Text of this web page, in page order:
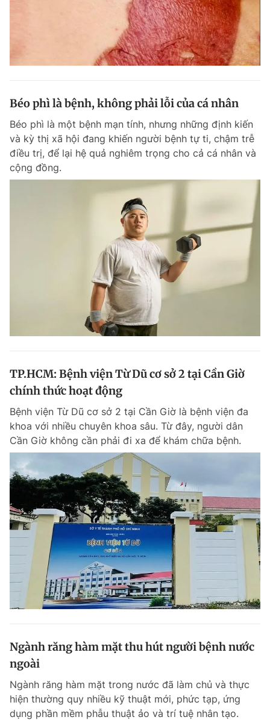
Béo phì là bệnh, không phải lỗi của cá nhân
Béo phì là một bệnh mạn tính, nhưng những định kiến
và kỳ thị xã hội đang khiến người bệnh tự ti, chậm trễ
điều trị, để lại hệ quả nghiêm trọng cho cả cá nhân và
cộng đồng.
TP.HCM: Bệnh viện Từ Dũ cơ sở 2 tại Cần Giờ
chính thức hoạt động
Bệnh viện Từ Dũ cơ sở 2 tại Cần Giờ là bệnh viện đa
khoa với nhiều chuyên khoa sâu. Từ đây, người dân
Cần Giờ không cần phải đi xa để khám chữa bệnh.
Ngành răng hàm mặt thu hút người bệnh nước
ngoài
Ngành răng hàm mặt trong nước đã làm chủ và thực
hiện thường quy nhiều kỹ thuật mới, phức tạp, ứng
dụng phần mềm phẫu thuật ảo và trí tuệ nhân tạo.